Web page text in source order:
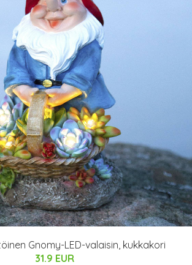
Gnomy-LED-valaisin, kukkakori
31.9 EUR